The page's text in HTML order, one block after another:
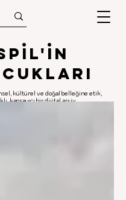
.
.
kültürel ve doğal belleğine etik,
kapsayıcı bir dijital arşiv